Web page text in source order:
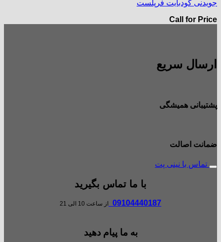
جویدنی گودبایت فرپلست
Call for Price
ارسال سریع
پشتیبانی همیشگی
ضمانت اصالت
تماس با نینی پت
با ما تماس بگیرید
09104440187 از ساعت 10 الی 21
به ما پیام دهید